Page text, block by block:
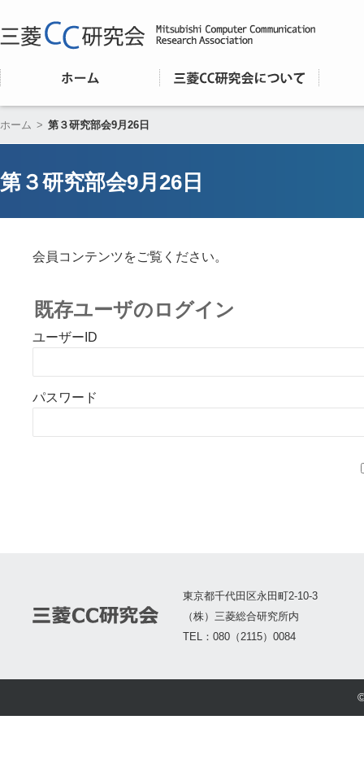
ホーム > 第３研究部会9月26日
第３研究部会9月26日
会員コンテンツをご覧ください。
既存ユーザのログイン
ユーザーID
パスワード
東京都千代田区永田町2-10-3
（株）三菱総合研究所内
TEL：080（2115）0084